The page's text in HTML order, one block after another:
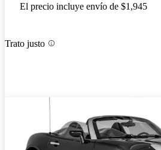
El precio incluye envío de $1,945
Trato justo